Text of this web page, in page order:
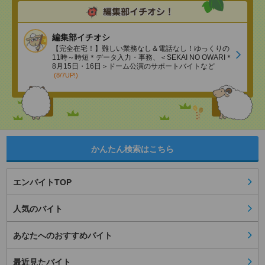
編集部イチオシ
【完全在宅！】難しい業務なし＆電話なし！ゆっくりの
11時～時短＊データ入力・事務、＜SEKAI NO OWARI＊
8月15日・16日＞ドーム公演のサポートバイトなど
(8/7UP!)
かんたん検索はこちら
エンバイトTOP
人気のバイト
あなたへのおすすめバイト
最近見たバイト